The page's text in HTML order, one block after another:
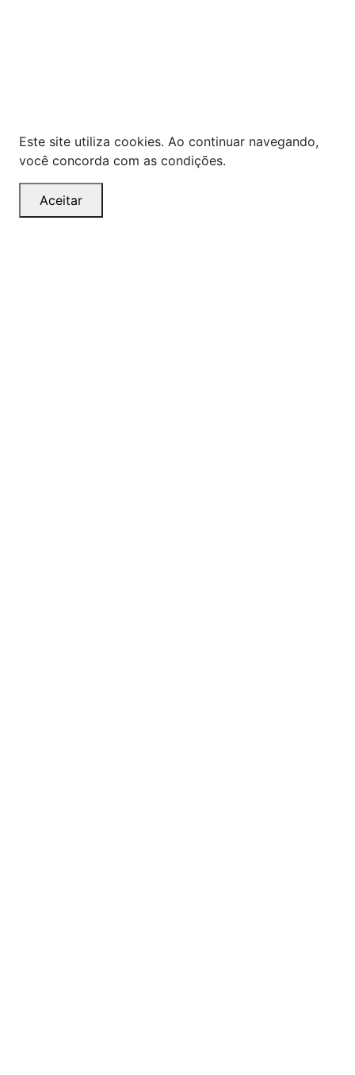
Este site utiliza cookies. Ao continuar navegando,
você concorda com as condições.
Aceitar